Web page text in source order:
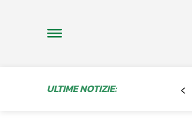
ULTIME NOTIZIE: